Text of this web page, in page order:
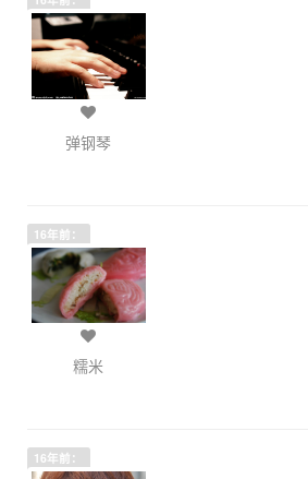
弹钢琴
16年前：
糯米
16年前：